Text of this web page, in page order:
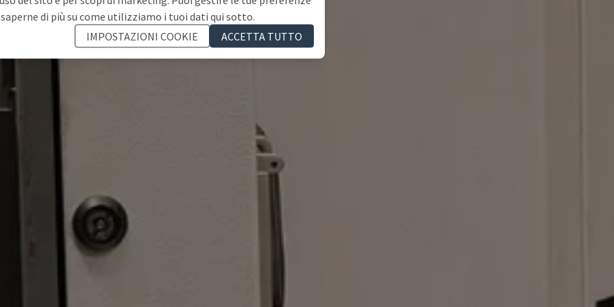
di più su come utilizziamo i tuoi dati qui sotto.
IMPOSTAZIONI COOKIE
ACCETTA TUTTO